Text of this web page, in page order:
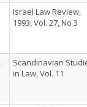
Israel Law Review,
1993, Vol. 27, No 3
Scandinavian
in Law, Vol. 11